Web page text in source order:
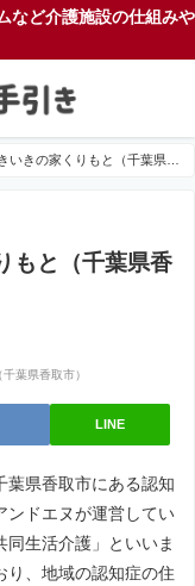
など介護施設の仕組みや
いきの家くりもと（千葉県香
もと（千葉県香
LINE
葉県香取市にある認知
ンドエヌが運営してい
同生活介護」といいま
り、地域の認知症の住